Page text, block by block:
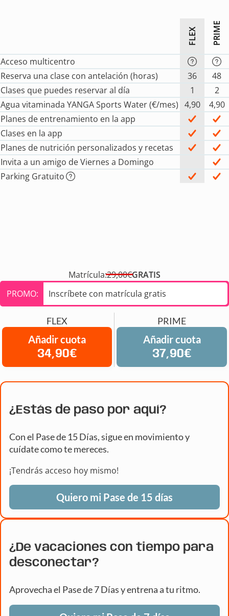
FLEX PRIME
Acceso multicentro
Reserva una clase con antelación (horas)
36
48
Clases que puedes reservar al día
1
2
Agua vitaminada YANGA Sports Water (€/mes) 4,90
4,90
Planes de entrenamiento en la app
Clases en la app
Planes de nutrición personalizados y recetas
Invita a un amigo de Viernes a Domingo
Parking Gratuito
Matrícula:29,00€GRATIS
PROMO:
Inscríbete con matrícula gratis
FLEX
Añadir cuota
34,90€
PRIME
Añadir cuota
37,90€
¿Estás de paso por aquí?
Con el Pase de 15 Días, sigue en movimiento y
cuídate como te mereces.
¡Tendrás acceso hoy mismo!
Quiero mi Pase de 15 días
¿De vacaciones con tiempo para
desconectar?
Aprovecha el Pase de 7 Días y entrena a tu ritmo.